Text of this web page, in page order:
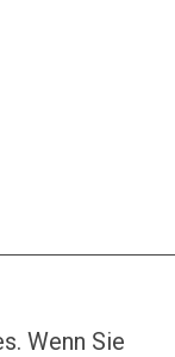
Wenn Sie